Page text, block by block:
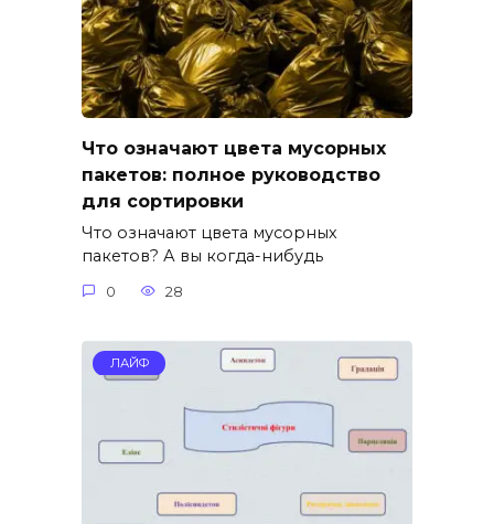
Что означают цвета мусорных
пакетов: полное руководство
для сортировки
Что означают цвета мусорных
пакетов? А вы когда-нибудь
0 28
ЛАЙФ